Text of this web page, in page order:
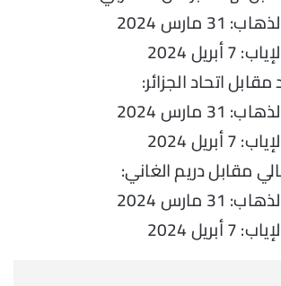
مارس 2024
2024
مقابل اتحاد الجزائر:
مارس 2024
2024
مقابل دريم الغاني:
مارس 2024
2024